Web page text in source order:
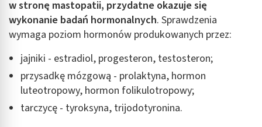
w stronę mastopatii, przydatne okazuje się
wykonanie badań hormonalnych. Sprawdzenia
wymaga poziom hormonów produkowanych przez:
jajniki - estradiol, progesteron, testosteron;
przysadkę mózgową - prolaktyna, hormon
luteotropowy, hormon folikulotropowy;
tarczycę - tyroksyna, trijodotyronina.